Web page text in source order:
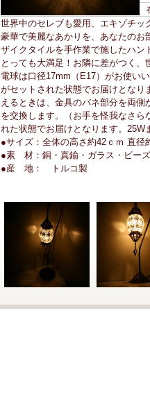
世界中のセレブも愛用、エキゾチッ
豪華で美麗なあかりを、あなたの
ザイクタイルを手作業で施したハ
とっても大満足！お隣に差がつく、
電球は口径17mm（E17）がお使い
がセットされた状態でお届けとな
えるときは、金具のバネ部分を両
を交換します。（お手を怪我なさ
れた状態でお届けとなります。
●サイズ：全体の高さ約42ｃｍ 直径
●素 材：銅・真鍮・ガラス・ビーズ
●産 地： トルコ製